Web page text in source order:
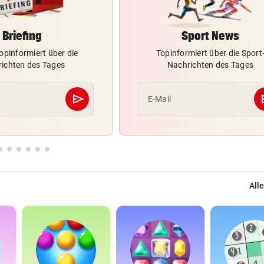
Briefing
über die
des Tages
send
Abschicken
Sport News
Topinformiert über die Sport-
Nachrichten des Tages
E-Mail